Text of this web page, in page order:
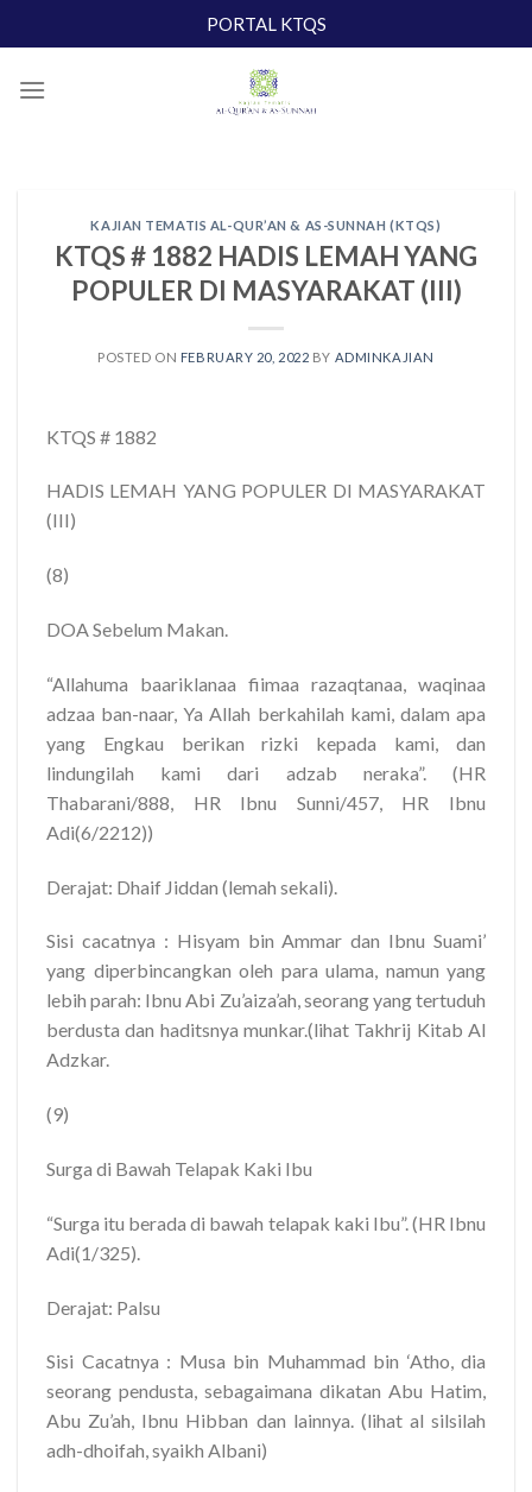
to
PORTAL KTQS
KAJIAN TEMATIS AL-QUR’AN & AS-SUNNAH (KTQS)
KTQS # 1882 HADIS LEMAH YANG
POPULER DI MASYARAKAT (III)
POSTED ON FEBRUARY 20, 2022 BY ADMINKAJIAN
KTQS # 1882
HADIS LEMAH YANG POPULER DI MASYARAKAT
(III)
(8)
DOA Sebelum Makan.
“Allahuma baariklanaa fiimaa razaqtanaa, waqinaa
adzaa ban-naar, Ya Allah berkahilah kami, dalam apa
yang Engkau berikan rizki kepada kami, dan
lindungilah kami dari adzab neraka”. (HR
Thabarani/888, HR Ibnu Sunni/457, HR Ibnu
Adi(6/2212))
Derajat: Dhaif Jiddan (lemah sekali).
Sisi cacatnya : Hisyam bin Ammar dan Ibnu Suami’
yang diperbincangkan oleh para ulama, namun yang
lebih parah: Ibnu Abi Zu’aiza’ah, seorang yang tertuduh
berdusta dan haditsnya munkar.(lihat Takhrij Kitab Al
Adzkar.
(9)
Surga di Bawah Telapak Kaki Ibu
“Surga itu berada di bawah telapak kaki Ibu”. (HR Ibnu
Adi(1/325).
Derajat: Palsu
Sisi Cacatnya : Musa bin Muhammad bin ‘Atho, dia
seorang pendusta, sebagaimana dikatan Abu Hatim,
Abu Zu’ah, Ibnu Hibban dan lainnya. (lihat al silsilah
adh-dhoifah, syaikh Albani)